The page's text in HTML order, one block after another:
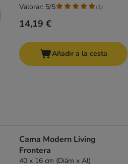
14,19 €
Valorar: 5/5 (1)
Añadir a la cesta
Cama Modern Living
Frontera
40 x 16 cm (Diám x Al)